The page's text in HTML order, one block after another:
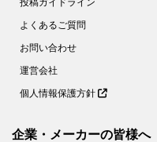
投稿ガイドライン
よくあるご質問
お問い合わせ
運営会社
個人情報保護方針
企業・メーカーの皆様へ